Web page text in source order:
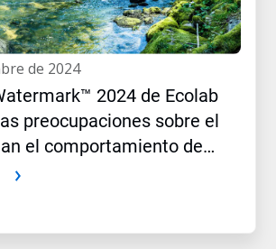
de 2024
2024 de Ecolab
preocupaciones sobre el
el comportamiento de